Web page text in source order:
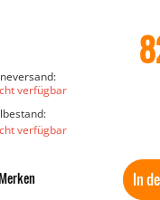
verfügbar
verfügbar
In